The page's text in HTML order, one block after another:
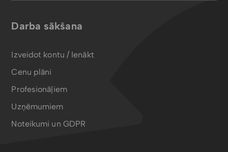
Darba sākšana
Izveidot kontu / Ienākt
Cenu plāni
Profesionāļiem
Uzņēmumiem
Noteikumi un GDPR